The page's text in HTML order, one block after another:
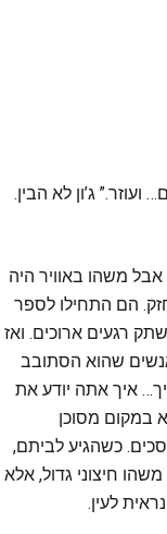
ג’ון לא הבין.
משהו באוויר היה
הם התחילו לספר
רגעים ארוכים. ואז
שהוא הסתובב
איך אתה יודע את
במקום מסוכן
כשהגיע לביתם,
חיצוני גדול, אלא
לעין.